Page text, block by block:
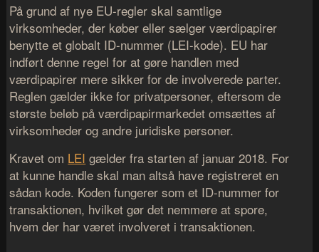
På grund af nye EU-regler skal samtlige
virksomheder, der køber eller sælger værdipapirer
benytte et globalt ID-nummer (LEI-kode). EU har
indført denne regel for at gøre handlen med
værdipapirer mere sikker for de involverede parter.
Reglen gælder ikke for privatpersoner, eftersom de
største beløb på værdipapirmarkedet omsættes af
virksomheder og andre juridiske personer.
Kravet om LEI gælder fra starten af januar 2018. For
at kunne handle skal man altså have registreret en
sådan kode. Koden fungerer som et ID-nummer for
transaktionen, hvilket gør det nemmere at spore,
hvem der har været involveret i transaktionen.